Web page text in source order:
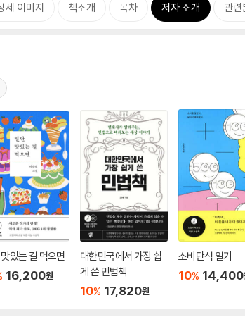
세 이미지 책소개 목차 저자 소개 관련
있는 걸 먹으면
16,200원
대한민국에서 가장 쉽
게 쓴 민법책
10% 17,820원
소비단식 일기
10% 14,400